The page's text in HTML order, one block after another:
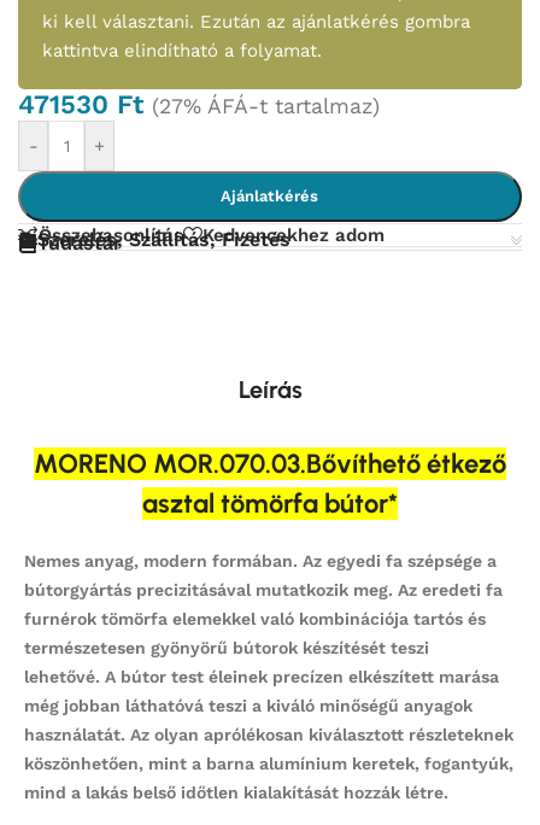
ki kell választani. Ezután az ajánlatkérés gombra
kattintva elindítható a folyamat.
471530 Ft (27% ÁFÁ-t tartalmaz)
- +
Ajánlatkérés
Összehasonlítás Kedvencekhez adom
Szerelés, Szállítás, Fizetés
Tudástár
Leírás
MORENO MOR.070.03.Bővíthető étkező
asztal tömörfa bútor*
Nemes anyag, modern formában. Az egyedi fa szépsége a
bútorgyártás precizitásával mutatkozik meg. Az eredeti fa
furnérok tömörfa elemekkel való kombinációja tartós és
természetesen gyönyörű bútorok készítését teszi
lehetővé. A bútor test éleinek precízen elkészített marása
még jobban láthatóvá teszi a kiváló minőségű anyagok
használatát. Az olyan aprólékosan kiválasztott részleteknek
köszönhetően, mint a barna alumínium keretek, fogantyúk,
mind a lakás belső időtlen kialakítását hozzák létre.